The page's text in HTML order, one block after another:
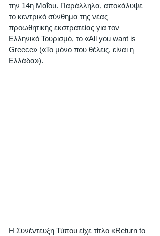
την 14η Μαΐου. Παράλληλα, αποκάλυψε
το κεντρικό σύνθημα της νέας
προωθητικής εκστρατείας για τον
Ελληνικό Τουρισμό, το «All you want is
Greece» («Το μόνο που θέλεις, είναι η
Ελλάδα»).
Η Συνέντευξη Τύπου είχε τίτλο «Return to